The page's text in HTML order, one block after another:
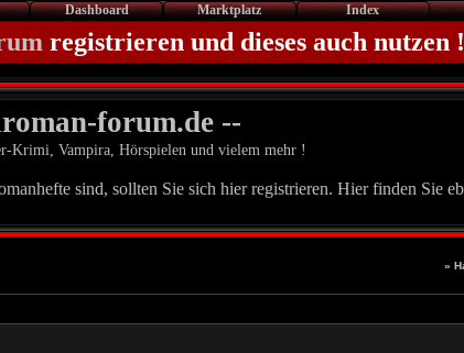
Dashboard Marktplatz Index
registrieren und dieses auch nutzen !
forum.de --
Krimi, Vampira, Hörspielen und vielem mehr !
sind, sollten Sie sich hier registrieren. Hier finden Sie
»